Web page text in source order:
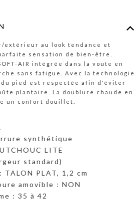
au look tendance et
sensation de bien-être.
AIR intégrée dans la voute en
sans fatigue. Avec la technologie
du pied est respectée afin d'éviter
plantaire. La doublure chaude en
un confort douillet.
synthétique
LITE
standard)
PLAT, 1,2 cm
amovible : NON
: 35 à 42